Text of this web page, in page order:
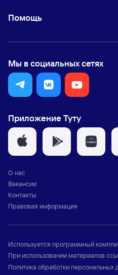
Помощь
Мы в социальных сетях
Приложение Туту
О нас
Вакансии
Контакты
Правовая информация
Используется программный
При использовании материалов
Политика обработки персональных